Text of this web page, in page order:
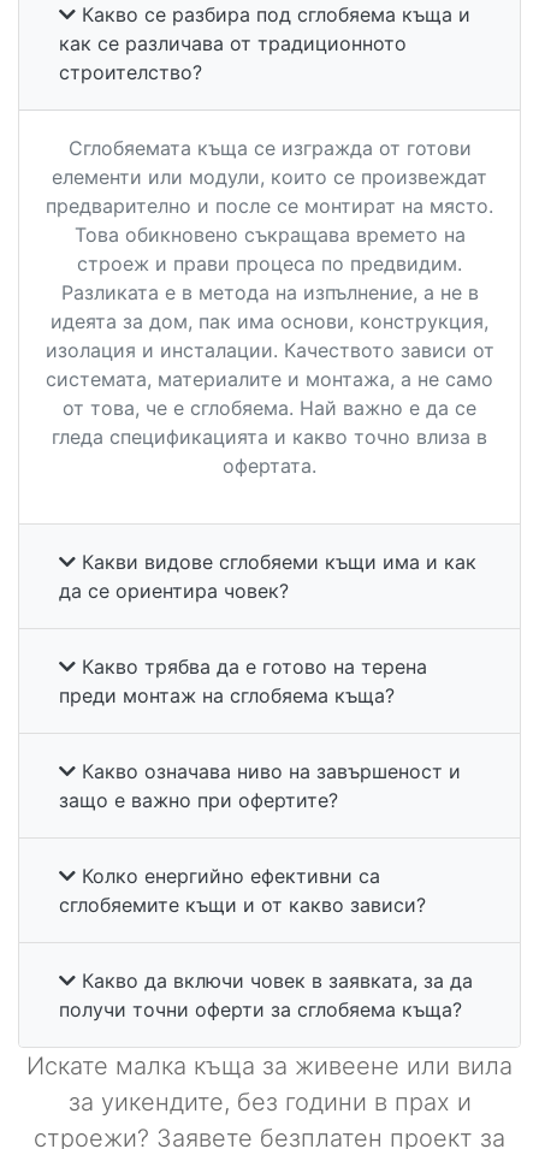
Какво се разбира под сглобяема къща и
как се различава от традиционното
строителство?
Сглобяемата къща се изгражда от готови
елементи или модули, които се произвеждат
предварително и после се монтират на място.
Това обикновено съкращава времето на
строеж и прави процеса по предвидим.
Разликата е в метода на изпълнение, а не в
идеята за дом, пак има основи, конструкция,
изолация и инсталации. Качеството зависи от
системата, материалите и монтажа, а не само
от това, че е сглобяема. Най важно е да се
гледа спецификацията и какво точно влиза в
офертата.
Какви видове сглобяеми къщи има и как
да се ориентира човек?
Какво трябва да е готово на терена
преди монтаж на сглобяема къща?
Какво означава ниво на завършеност и
защо е важно при офертите?
Колко енергийно ефективни са
сглобяемите къщи и от какво зависи?
Какво да включи човек в заявката, за да
получи точни оферти за сглобяема къща?
Искате малка къща за живеене или вила
за уикендите, без години в прах и
строежи? Заявете безплатен проект за